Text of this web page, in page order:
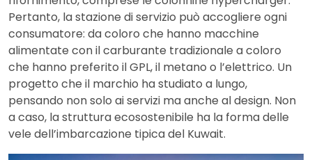
Pertanto, la stazione di servizio può accogliere ogni
consumatore: da coloro che hanno macchine
alimentate con il carburante tradizionale a coloro
che hanno preferito il GPL, il metano o l’elettrico. Un
progetto che il marchio ha studiato a lungo,
pensando non solo ai servizi ma anche al design. Non
a caso, la struttura ecosostenibile ha la forma delle
vele dell’imbarcazione tipica del Kuwait.